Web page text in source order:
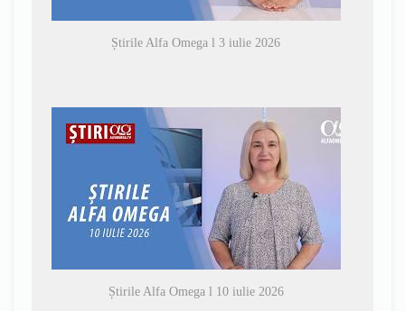
Știrile Alfa Omega l 3 iulie 2026
Știrile Alfa Omega l 10 iulie 2026